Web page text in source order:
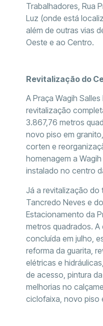
Trabalhadores, Rua
Luz (onde está
além de outras vias
Oeste e ao Centro.
Revitalização do
A Praça Wagih
revitalização
3.867,76 metros
novo piso em
corten e
homenagem a
instalado no centro
Já a revitalização do
Tancredo Neves e
Estacionamento da
metros quadrados. A
concluída em julho,
reforma da guarita,
elétricas e
de acesso, pintura
melhorias no
ciclofaixa, novo piso